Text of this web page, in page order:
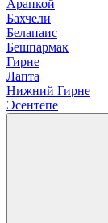
Арапкой
Бахчели
Белапаис
Бешпармак
Гирне
Лапта
Нижний Гирне
Эсентепе